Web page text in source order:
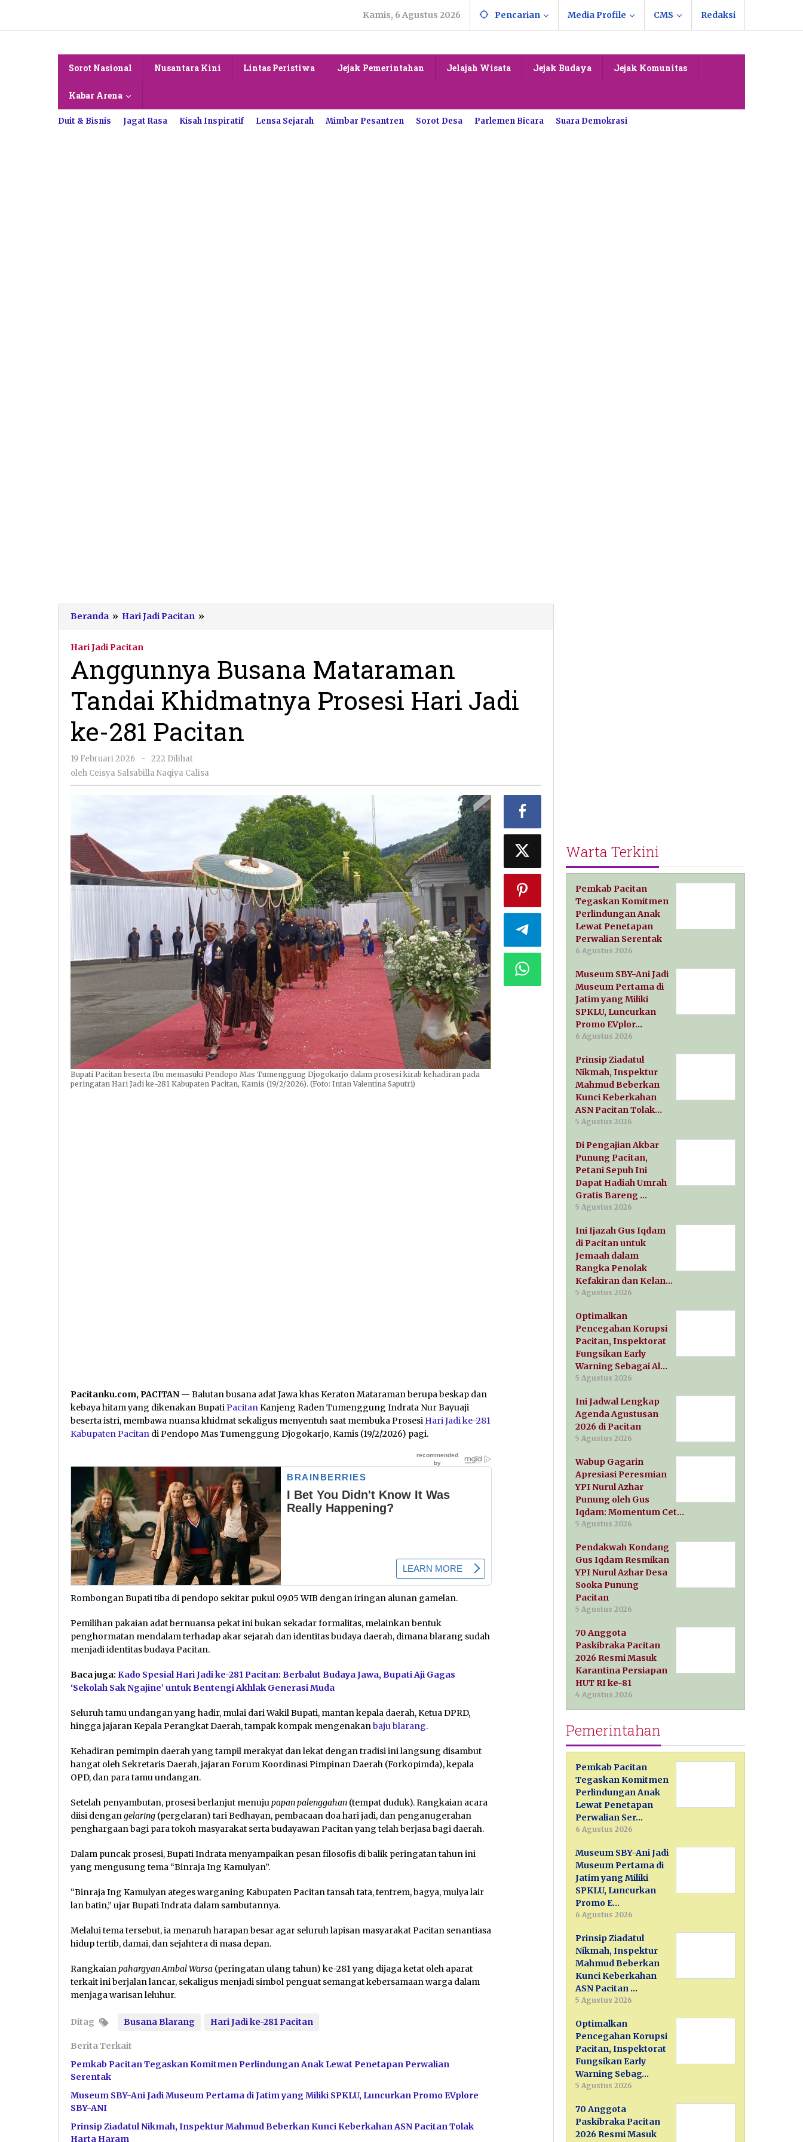
konten
Kamis, 6 Agustus 2026 Pencarian Media Profile CMS Redaksi
Sorot Nasional Nusantara Kini Lintas Peristiwa Jejak Pemerintahan Jelajah Wisata Jejak Budaya Jejak Komunitas
Kabar Arena
Duit & Bisnis Jagat Rasa Kisah Inspiratif Lensa Sejarah Mimbar Pesantren Sorot Desa Parlemen Bicara Suara Demokrasi
Beranda » Hari Jadi Pacitan »
Busana
Khidmatnya
Prosesi
Hari
Jadi
281
Pacitan
Hari Jadi Pacitan
Anggunnya Busana Mataraman
Tandai Khidmatnya Prosesi Hari Jadi
ke-281 Pacitan
19 Februari 2026
oleh
Ceisya
Salsabilla
-
222 Dilihat
oleh Ceisya Salsabilla Naqiya Calisa
Bupati Pacitan beserta Ibu memasuki Pendopo Mas Tumenggung Djogokarjo dalam prosesi kirab kehadiran pada
peringatan Hari Jadi ke-281 Kabupaten Pacitan, Kamis (19/2/2026). (Foto: Intan Valentina Saputri)
Pacitanku.com, PACITAN — Balutan busana adat Jawa khas Keraton Mataraman berupa beskap dan
kebaya hitam yang dikenakan BupatiPacitanKanjeng Raden Tumenggung Indrata Nur Bayuaji
beserta istri, membawa nuansa khidmat sekaligus menyentuh saat membuka Prosesi Hari Jadi ke-281
Kabupaten Pacitan di Pendopo Mas Tumenggung Djogokarjo, Kamis (19/2/2026) pagi.
Rombongan Bupati tiba di pendopo sekitar pukul 09.05 WIB dengan iringan alunan gamelan.
Pemilihan pakaian adat bernuansa pekat ini bukan sekadar formalitas, melainkan bentuk
penghormatan mendalam terhadap akar sejarah dan identitas budaya daerah, dimana blarang sudah
menjadi identitas budaya Pacitan.
Baca juga: Kado Spesial Hari Jadi ke-281 Pacitan: Berbalut Budaya Jawa, Bupati Aji Gagas
‘Sekolah Sak Ngajine’ untuk Bentengi Akhlak Generasi Muda
Seluruh tamu undangan yang hadir, mulai dari Wakil Bupati, mantan kepala daerah, Ketua DPRD,
hingga jajaran Kepala Perangkat Daerah, tampak kompak mengenakan baju blarang.
Kehadiran pemimpin daerah yang tampil merakyat dan lekat dengan tradisi ini langsung disambut
hangat oleh Sekretaris Daerah, jajaran Forum Koordinasi Pimpinan Daerah (Forkopimda), kepala
OPD, dan para tamu undangan.
Setelah penyambutan, prosesi berlanjut menuju papan palenggahan (tempat duduk). Rangkaian acara
diisi dengan gelaring (pergelaran) tari Bedhayan, pembacaan doa hari jadi, dan penganugerahan
penghargaan bagi para tokoh masyarakat serta budayawan Pacitan yang telah berjasa bagi daerah.
Dalam puncak prosesi, Bupati Indrata menyampaikan pesan filosofis di balik peringatan tahun ini
yang mengusung tema “Binraja Ing Kamulyan”.
“Binraja Ing Kamulyan ateges warganing Kabupaten Pacitan tansah tata, tentrem, bagya, mulya lair
lan batin,” ujar Bupati Indrata dalam sambutannya.
Melalui tema tersebut, ia menaruh harapan besar agar seluruh lapisan masyarakat Pacitan senantiasa
hidup tertib, damai, dan sejahtera di masa depan.
Rangkaian pahargyan Ambal Warsa (peringatan ulang tahun) ke-281 yang dijaga ketat oleh aparat
terkait ini berjalan lancar, sekaligus menjadi simbol penguat semangat kebersamaan warga dalam
menjaga warisan leluhur.
Ditag Busana Blarang Hari Jadi ke-281 Pacitan
Berita Terkait
Pemkab Pacitan Tegaskan Komitmen Perlindungan Anak Lewat Penetapan Perwalian
Serentak
Museum SBY-Ani Jadi Museum Pertama di Jatim yang Miliki SPKLU, Luncurkan Promo EVplore
SBY-ANI
Prinsip Ziadatul Nikmah, Inspektur Mahmud Beberkan Kunci Keberkahan ASN Pacitan Tolak
Harta Haram
Warta Terkini
Pemkab Pacitan
Tegaskan Komitmen
Perlindungan Anak
Lewat Penetapan
Perwalian Serentak
6 Agustus 2026
Museum SBY-Ani Jadi
Museum Pertama di
Jatim yang Miliki
SPKLU, Luncurkan
Promo EVplor…
6 Agustus 2026
Prinsip Ziadatul
Nikmah, Inspektur
Mahmud Beberkan
Kunci Keberkahan
ASN Pacitan Tolak…
5 Agustus 2026
Di Pengajian Akbar
Punung Pacitan,
Petani Sepuh Ini
Dapat Hadiah Umrah
Gratis Bareng …
5 Agustus 2026
Ini Ijazah Gus Iqdam
di Pacitan untuk
Jemaah dalam
Rangka Penolak
Kefakiran dan Kelan…
5 Agustus 2026
Optimalkan
Pencegahan Korupsi
Pacitan, Inspektorat
Fungsikan Early
Warning Sebagai Al…
5 Agustus 2026
Ini Jadwal Lengkap
Agenda Agustusan
2026 di Pacitan
5 Agustus 2026
Wabup Gagarin
Apresiasi Peresmian
YPI Nurul Azhar
Punung oleh Gus
Iqdam: Momentum Cet…
5 Agustus 2026
Pendakwah Kondang
Gus Iqdam Resmikan
YPI Nurul Azhar Desa
Sooka Punung
Pacitan
5 Agustus 2026
70 Anggota
Paskibraka Pacitan
2026 Resmi Masuk
Karantina Persiapan
HUT RI ke-81
4 Agustus 2026
Pemerintahan
Pemkab Pacitan
Tegaskan Komitmen
Perlindungan Anak
Lewat Penetapan
Perwalian Ser…
6 Agustus 2026
Museum SBY-Ani Jadi
Museum Pertama di
Jatim yang Miliki
SPKLU, Luncurkan
Promo E…
6 Agustus 2026
Prinsip Ziadatul
Nikmah, Inspektur
Mahmud Beberkan
Kunci Keberkahan
ASN Pacitan …
5 Agustus 2026
Optimalkan
Pencegahan Korupsi
Pacitan, Inspektorat
Fungsikan Early
Warning Sebag…
5 Agustus 2026
70 Anggota
Paskibraka Pacitan
2026 Resmi Masuk